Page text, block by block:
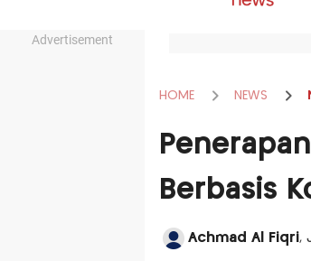
Advertisement
HOME NEWS
Berbasis
Achmad Al Fiqri,